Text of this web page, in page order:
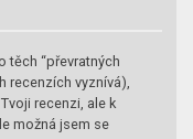
těch “převratných
recenzích vyznívá),
recenzi, ale k
možná jsem se